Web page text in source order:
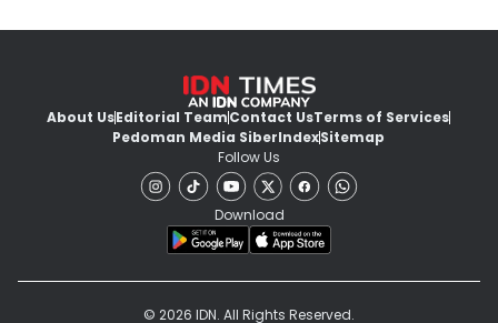
About UsEditorial TeamContact UsTerms of Services
Pedoman Media SiberIndexSitemap
Follow Us
Download
© 2026 IDN. All Rights Reserved.